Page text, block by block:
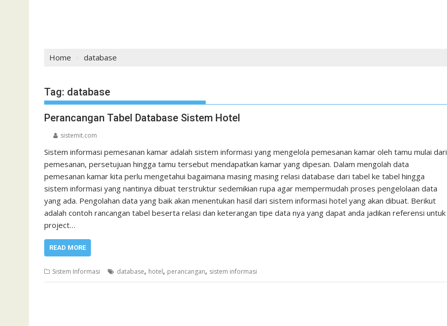
Home database
Tag: database
Perancangan Tabel Database Sistem Hotel
sistemit.com
Sistem informasi pemesanan kamar adalah sistem informasi yang mengelola pemesanan kamar oleh tamu mulai dari
pemesanan, persetujuan hingga tamu tersebut mendapatkan kamar yang dipesan. Dalam mengolah data
pemesanan kamar kita perlu mengetahui bagaimana masing masing relasi database dari tabel ke tabel hingga
sistem informasi yang nantinya dibuat terstruktur sedemikian rupa agar mempermudah proses pengelolaan data
yang ada. Pengolahan data yang baik akan menentukan hasil dari sistem informasi hotel yang akan dibuat. Berikut
adalah contoh rancangan tabel beserta relasi dan keterangan tipe data nya yang dapat anda jadikan referensi untuk
project…
READ MORE
Sistem Informasi database, hotel, perancangan, sistem informasi